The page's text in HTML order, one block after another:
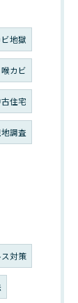
ビ地獄
喉カビ
古住宅
調査
対策